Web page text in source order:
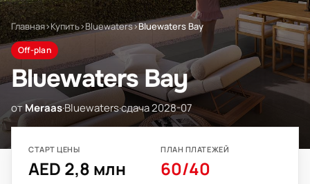
Главная›Купить›Bluewaters›Bluewaters Bay
Off-plan
Bluewaters Bay
отMeraas·Bluewaters·сдача 2028-07
СТАРТ ЦЕНЫ
AED 2,8 млн
ПЛАН ПЛАТЕЖЕЙ
60/40